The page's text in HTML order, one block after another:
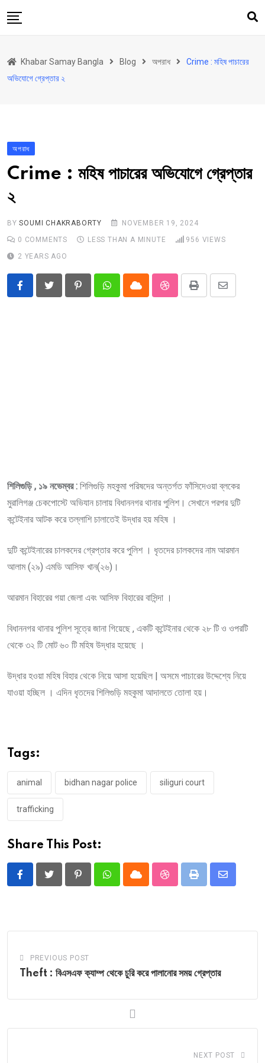
to
উত্তরবঙ্গ
আরও কিছু
Contact
Khabar Samay Hindi
Khabar Samay Bangla Blog অপরাধ
Crime : মহিষ পাচারের
অভিযোগে গ্রেপ্তার ২
অপরাধ
Crime : মহিষ পাচারের অভিযোগে গ্রেপ্তার
২
BYSOUMI CHAKRABORTY
NOVEMBER 19, 2024
0 COMMENTS LESS THAN A MINUTE 956 VIEWS
2 YEARS AGO
PinterestWhatsappCloud StumbleUpon
Print
Share
শিলিগুড়ি , ১৯ নভেম্বর : শিলিগুড়ি মহকুমা পরিষদের অন্তর্গত ফাঁসিদেওয়া ব্লকের
মুরালিগঞ্জ চেকপোস্টে অভিযান চালায় বিধাননগর থানার পুলিশ। সেখানে পরপর দুটি
কন্টেইনার আটক করে তল্লাশি চালাতেই উদ্ধার হয় মহিষ ।
দুটি কন্টেইনারের চালকদের গ্রেপ্তার করে পুলিশ । ধৃতদের চালকদের নাম আরমান
আলাম (২৯) এমডি আসিফ খান(২৬)।
আরমান বিহারের গয়া জেলা এবং আসিফ বিহারের বাসিন্দা ।
বিধাননগর থানার পুলিশ সূত্রে জানা গিয়েছে , একটি কন্টেইনার থেকে ২৮ টি ও ওপরটি
থেকে ৩২ টি মোট ৬০ টি মহিষ উদ্ধার হয়েছে ।
উদ্ধার হওয়া মহিষ বিহার থেকে নিয়ে আসা হয়েছিল | অসমে পাচারের উদ্দেশ্যে নিয়ে
যাওয়া হচ্ছিল । এদিন ধৃতদের শিলিগুড়ি মহকুমা আদালতে তোলা হয়।
Tags:
animal bidhan nagar police siliguri court
trafficking
Share This Post:
PinterestWhatsappCloud StumbleUpon
Print
Share
PREVIOUS POST
Theft : বিএসএফ ক্যাম্প থেকে চুরি করে পালানোর সময় গ্রেপ্তার
NEXT POST